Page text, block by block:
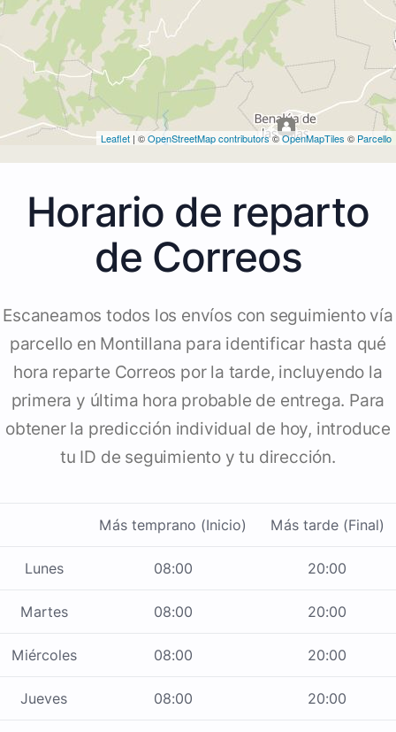
Leaflet | ©OpenStreetMap contributors©OpenMapTiles © Parcello
Horario de reparto
de Correos
Escaneamos todos los envíos con seguimiento vía
parcello en Montillana para identificar hasta qué
hora reparte Correos por la tarde, incluyendo la
primera y última hora probable de entrega. Para
obtener la predicción individual de hoy, introduce
tu ID de seguimiento y tu dirección.
Más temprano (Inicio) Más tarde (Final)
Lunes 08:00 20:00
Martes 08:00 20:00
Miércoles 08:00 20:00
Jueves 08:00 20:00